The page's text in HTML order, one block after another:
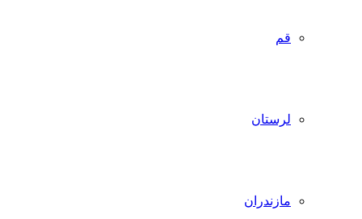
قم
لرستان
مازندران